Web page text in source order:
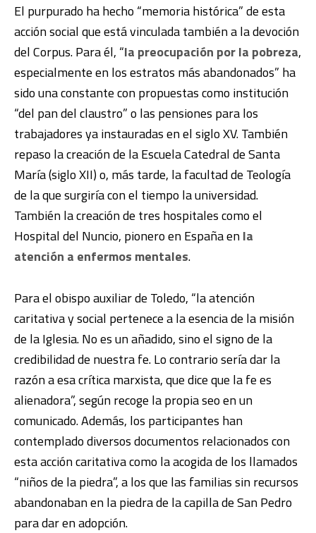
El purpurado ha hecho “memoria histórica” de esta
acción social que está vinculada también a la devoción
del Corpus. Para él, “la preocupación por la pobreza,
especialmente en los estratos más abandonados” ha
sido una constante con propuestas como institución
“del pan del claustro” o las pensiones para los
trabajadores ya instauradas en el siglo XV. También
repaso la creación de la Escuela Catedral de Santa
María (siglo XII) o, más tarde, la facultad de Teología
de la que surgiría con el tiempo la universidad.
También la creación de tres hospitales como el
Hospital del Nuncio, pionero en España enla
atención a enfermos mentales.
Para el obispo auxiliar de Toledo, “la atención
caritativa y social pertenece a la esencia de la misión
de la Iglesia. No es un añadido, sino el signo de la
credibilidad de nuestra fe. Lo contrario sería dar la
razón a esa crítica marxista, que dice que la fe es
alienadora”, según recoge la propia seo en un
comunicado. Además, los participantes han
contemplado diversos documentos relacionados con
esta acción caritativa como la acogida de los llamados
“niños de la piedra”, a los que las familias sin recursos
abandonaban en la piedra de la capilla de San Pedro
para dar en adopción.